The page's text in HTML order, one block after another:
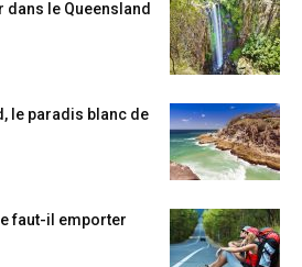
dans le Queensland
le paradis blanc de
faut-il emporter